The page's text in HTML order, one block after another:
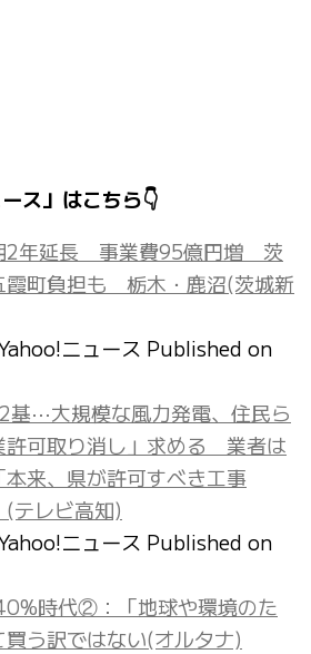
ス」はこちら👇
2年延長 事業費95億円増 茨
霞町負担も 栃木・鹿沼(茨城新
ニュース Published on
基⋯大規模な風力発電、住民ら
許可取り消し」求める 業者は
来、県が許可すべき工事
テレビ高知)
ニュース Published on
時代②：「地球や環境のた
う訳ではない(オルタナ)